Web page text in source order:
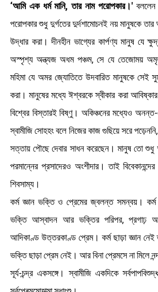
‘আমি এক ধর্ম মানি, তার নাম পরোপকার।'বললেন
পরােপকার শুধু দুর্গতের দুর্দশামােচনই নয় মানুষকে
উদ্ধার করা। দীনহীন ভাগ্যের কার্পণ্য মানুষ যে
অস্পৃশ্য অন্ত্যজ অধম পঞ্চম, সে যে তেজােময়
মহিমা যে অমর জ্যোতিতে উদবারিত মানুষকে সেই
করা। মানুষের মধ্যে ঈশ্বরকে স্বীকার করা
বিশ্বের বিস্তারই বিষ্ণু। অকিঞ্চনের মধ্যেও
স্বামীজি সোহহং বলে নিজের কাজ গুছিয়ে সরে
সত্তায় পৌছে দেবার সাধন করেছেন। মানুষ তাে
পরমান্নের প্রসাদেরও অংশীদার। তাই
শিবসাম্য।
কর্ম জ্ঞান ভক্তি ও প্রেমের জ্বলন্ত সমন্বয়। কর্ম
ভক্তি আস্বাদন আর ভক্তির পরিপর, প্রগাঢ়
আদিকাণ্ড উত্তরকাণ্ড প্রেম। কর্ম ছাড়া জ্ঞান নেই
ভক্তি ছাড়া প্রেম নেই। আর বিনা প্রেমসে না মিলে
সূর্য-চন্দ্র একসঙ্গে। স্বামীজি একদিকে